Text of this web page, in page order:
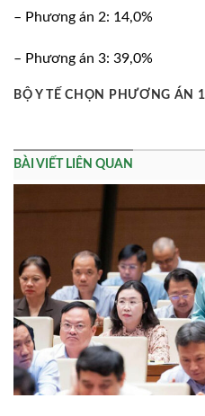
– Phương án 2: 14,0%
– Phương án 3: 39,0%
BỘ Y TẾ CHỌN PHƯƠNG ÁN
BÀI VIẾT LIÊN QUAN